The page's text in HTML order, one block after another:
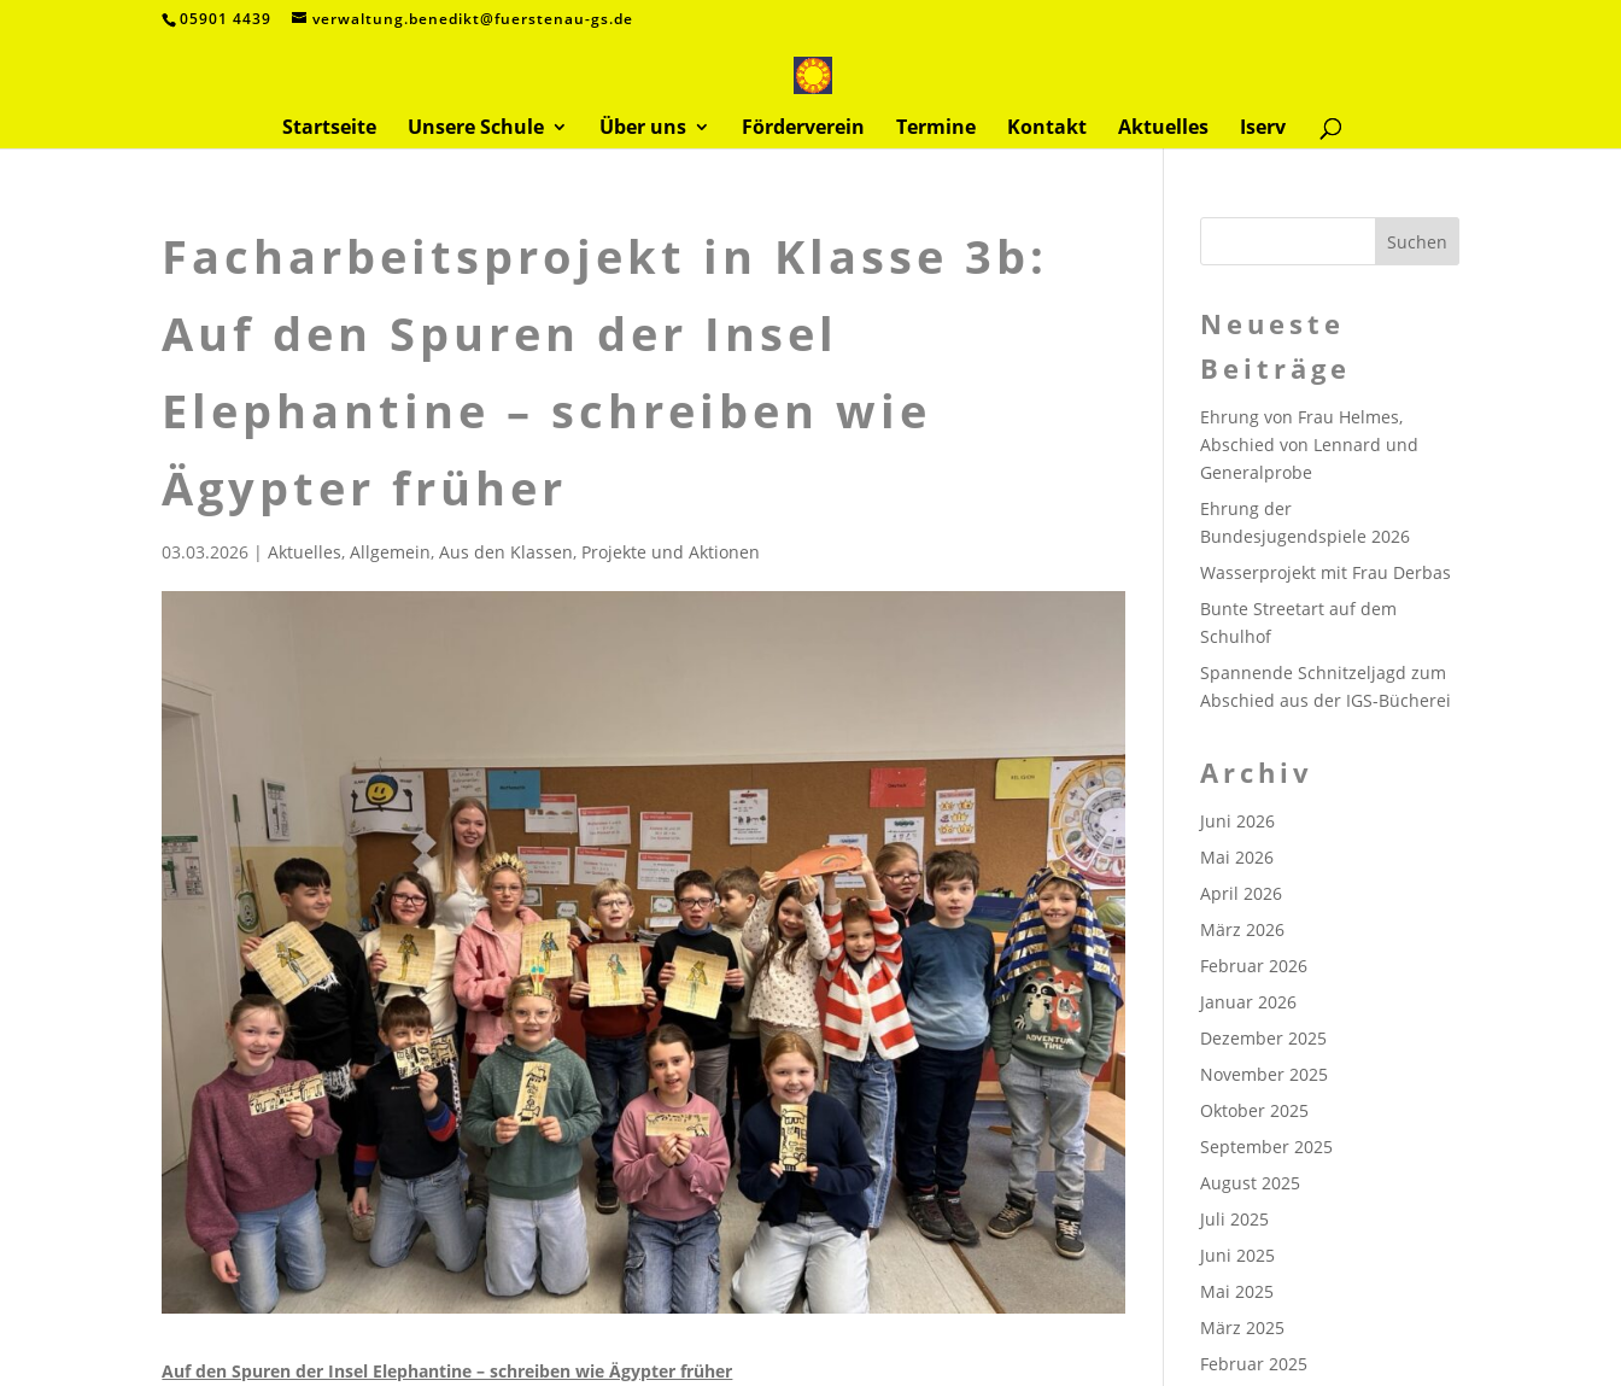
05901 4439 verwaltung.benedikt@fuerstenau-gs.de
Startseite Unsere Schule Über uns Förderverein Termine Kontakt Aktuelles Iserv
Facharbeitsprojekt in Klasse 3b:
Auf den Spuren der Insel
Elephantine – schreiben wie
Ägypter früher
03.03.2026 |Aktuelles,Allgemein,Aus den Klassen, Projekte und Aktionen
Auf den Spuren der Insel Elephantine – schreiben wie Ägypter früher
Neueste
Beiträge
Ehrung von Frau Helmes,
Abschied von Lennard und
Generalprobe
Ehrung der
Bundesjugendspiele 2026
Wasserprojekt mit Frau Derbas
Bunte Streetart auf dem
Schulhof
Spannende Schnitzeljagd zum
Abschied aus der IGS-Bücherei
Archiv
Juni 2026
Mai 2026
April 2026
März 2026
Februar 2026
Januar 2026
Dezember 2025
November 2025
Oktober 2025
September 2025
August 2025
Juli 2025
Juni 2025
Mai 2025
März 2025
Februar 2025